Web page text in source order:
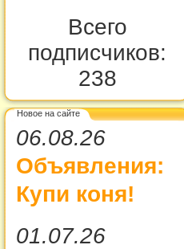
Всего
подписчиков:
238
Новое на сайте
06.08.26
Объявления:
Купи коня!
01.07.26